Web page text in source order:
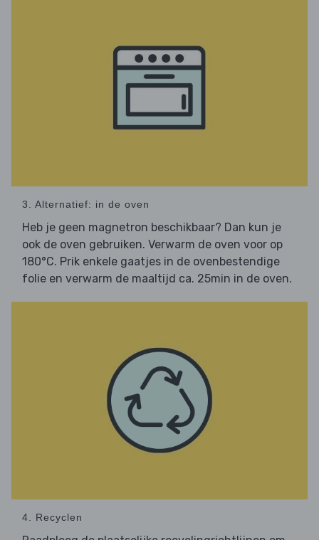
3. Alternatief: in de oven
Heb je geen magnetron beschikbaar? Dan kun je
ook de oven gebruiken. Verwarm de oven voor op
180°C. Prik enkele gaatjes in de ovenbestendige
folie en verwarm de maaltijd ca. 25min in de oven.
4. Recyclen